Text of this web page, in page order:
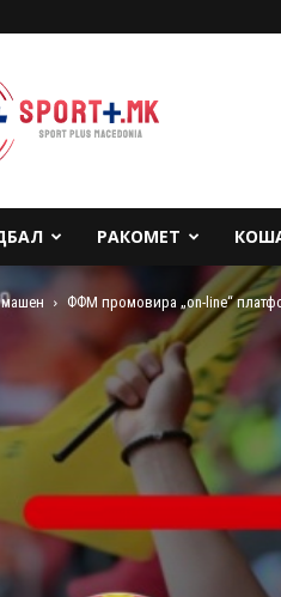
РАКОМЕТ
ФФМ промовира „on-line“